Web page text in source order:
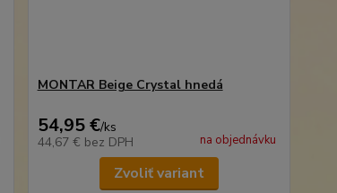
MONTAR Beige Crystal hnedá
54,95 €/ks
44,67 € bez DPH na objednávku
Zvoliť variant